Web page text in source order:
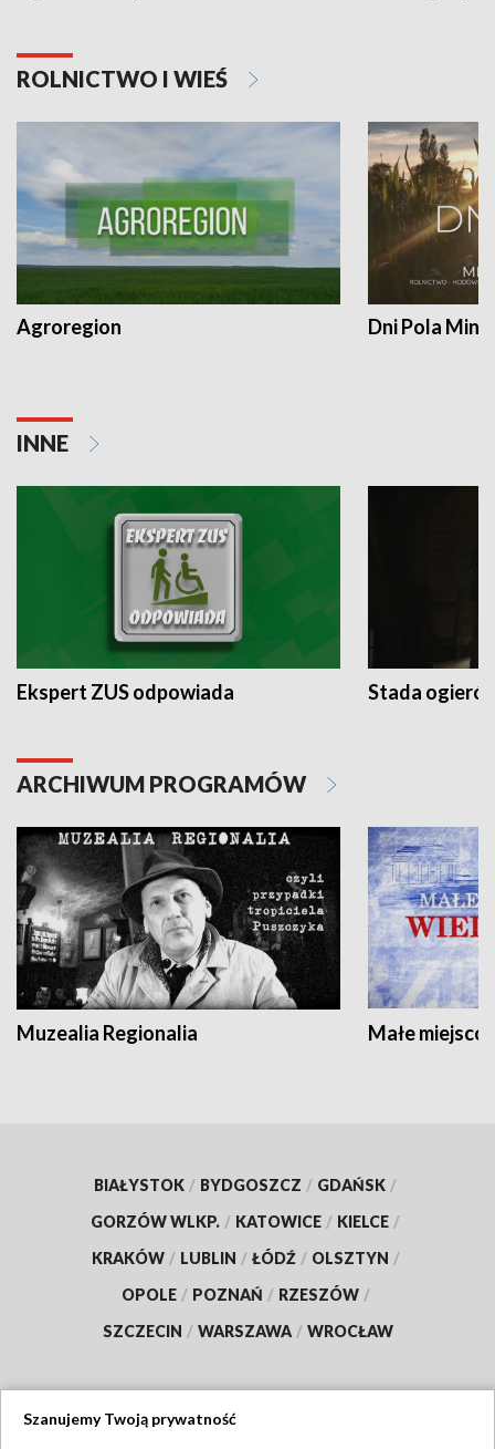
ROLNICTWO I WIEŚ
Agroregion Dni Pola
INNE
Ekspert ZUS odpowiada Stada
ARCHIWUM PROGRAMÓW
Muzealia Regionalia Małe
BIAŁYSTOK / BYDGOSZCZ / GDAŃSK /
GORZÓW WLKP. / KATOWICE / KIELCE /
KRAKÓW / LUBLIN / ŁÓDŹ / OLSZTYN /
OPOLE / POZNAŃ / RZESZÓW /
SZCZECIN / WARSZAWA / WROCŁAW
Szanujemy Twoją prywatność